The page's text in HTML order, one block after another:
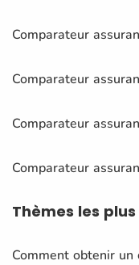
Comparateur
Comparateur
Comparateur
Comparateur
Thèmes les
Comment obtenir